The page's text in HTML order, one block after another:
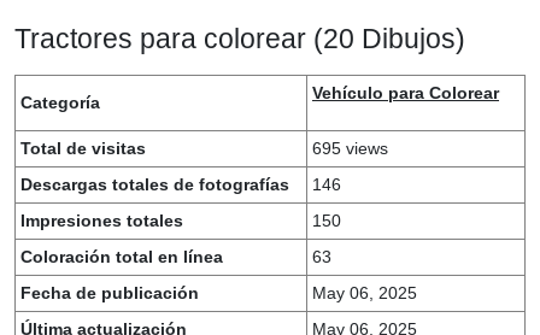
Tractores para colorear (20 Dibujos)
Categoría Vehículo para Colorear
Total de visitas
695 views
Descargas totales de fotografías
146
Impresiones totales
150
Coloración total en línea
63
Fecha de publicación
May 06, 2025
Última actualización
May 06, 2025